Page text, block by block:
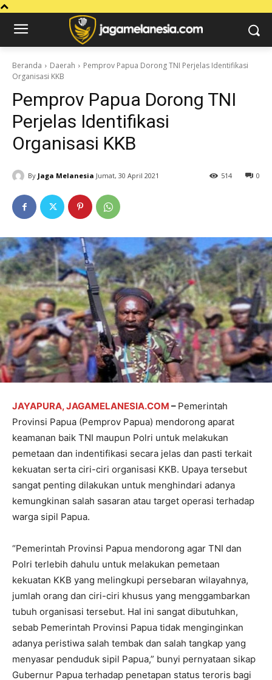
Beranda Daerah
Pemprov Papua Dorong TNI Perjelas Identifikasi
Organisasi KKB
Pemprov Papua Dorong TNI
Perjelas Identifikasi
Organisasi KKB
By Jaga Melanesia Jumat, 30 April 2021 0
514
JAYAPURA, JAGAMELANESIA.COM – Pemerintah
Provinsi Papua (Pemprov Papua) mendorong aparat
keamanan baik TNI maupun Polri untuk melakukan
pemetaan dan indentifikasi secara jelas dan pasti terkait
kekuatan serta ciri-ciri organisasi KKB. Upaya tersebut
sangat penting dilakukan untuk menghindari adanya
kemungkinan salah sasaran atau target operasi terhadap
warga sipil Papua.
“Pemerintah Provinsi Papua mendorong agar TNI dan
Polri terlebih dahulu untuk melakukan pemetaan
kekuatan KKB yang melingkupi persebaran wilayahnya,
jumlah orang dan ciri-ciri khusus yang menggambarkan
tubuh organisasi tersebut. Hal ini sangat dibutuhkan,
sebab Pemerintah Provinsi Papua tidak menginginkan
adanya peristiwa salah tembak dan salah tangkap yang
menyasar penduduk sipil Papua,” bunyi pernyataan sikap
Gubernur Papua terhadap penetapan status teroris bagi